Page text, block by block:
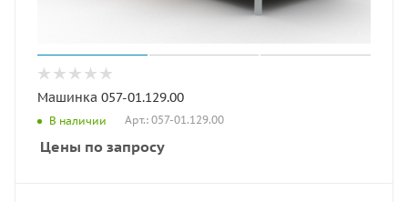
Машинка 057-01.129.00
В наличии Арт.: 057-01.129.00
Цены по запросу